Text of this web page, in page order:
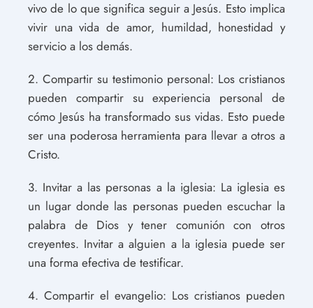
vivo de lo que significa seguir a Jesús. Esto implica
vivir una vida de amor, humildad, honestidad y
servicio a los demás.
2. Compartir su testimonio personal: Los cristianos
pueden compartir su experiencia personal de
cómo Jesús ha transformado sus vidas. Esto puede
ser una poderosa herramienta para llevar a otros a
Cristo.
3. Invitar a las personas a la iglesia: La iglesia es
un lugar donde las personas pueden escuchar la
palabra de Dios y tener comunión con otros
creyentes. Invitar a alguien a la iglesia puede ser
una forma efectiva de testificar.
4. Compartir el evangelio: Los cristianos pueden